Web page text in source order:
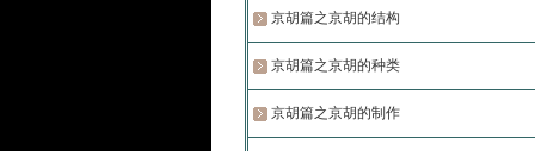
京胡篇之京胡的结构
京胡篇之京胡的种类
京胡篇之京胡的制作